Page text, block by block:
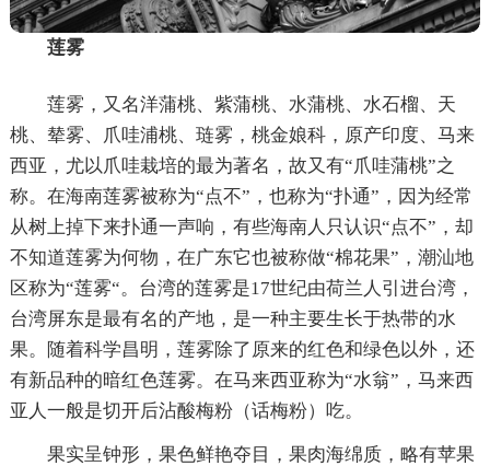
莲雾
莲雾，又名洋蒲桃、紫蒲桃、水蒲桃、水石榴、天
桃、辇雾、爪哇浦桃、琏雾，桃金娘科，原产印度、马来
西亚，尤以爪哇栽培的最为著名，故又有“爪哇蒲桃”之
称。在海南莲雾被称为“点不”，也称为“扑通”，因为经常
从树上掉下来扑通一声响，有些海南人只认识“点不”，却
不知道莲雾为何物，在广东它也被称做“棉花果”，潮汕地
区称为“莲雾“。台湾的莲雾是17世纪由荷兰人引进台湾，
台湾屏东是最有名的产地，是一种主要生长于热带的水
果。随着科学昌明，莲雾除了原来的红色和绿色以外，还
有新品种的暗红色莲雾。在马来西亚称为“水翁”，马来西
亚人一般是切开后沾酸梅粉（话梅粉）吃。
果实呈钟形，果色鲜艳夺目，果肉海绵质，略有苹果